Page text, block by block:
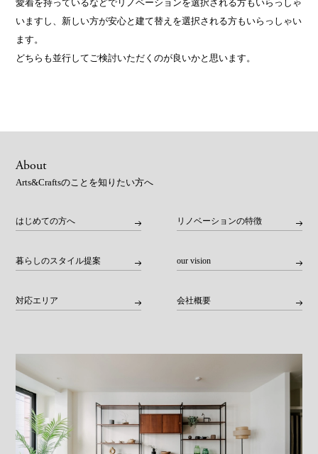
愛着を持っているなどでリノベーションを選択される方もいらっしゃ
いますし、新しい方が安心と建て替えを選択される方もいらっしゃい
ます。
どちらも並行してご検討いただくのが良いかと思います。
About
Arts&Craftsのことを知りたい方へ
はじめての方へ リノベーションの特徴
暮らしのスタイル提案 our vision
対応エリア 会社概要